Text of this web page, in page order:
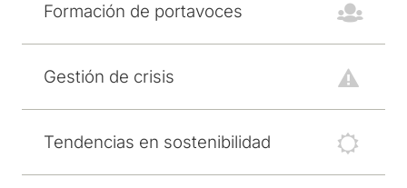
Formación de portavoces
Gestión de crisis
Tendencias en sostenibilidad